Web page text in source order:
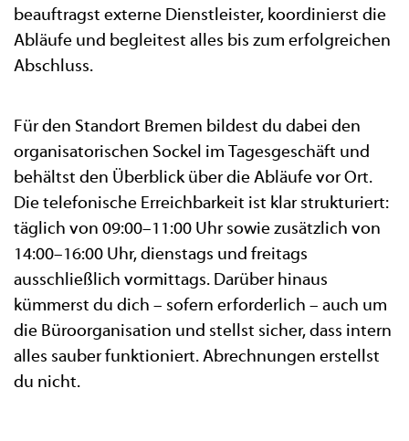
beauftragst externe Dienstleister, koordinierst die
Abläufe und begleitest alles bis zum erfolgreichen
Abschluss.
Für den Standort Bremen bildest du dabei den
organisatorischen Sockel im Tagesgeschäft und
behältst den Überblick über die Abläufe vor Ort.
Die telefonische Erreichbarkeit ist klar strukturiert:
täglich von 09:00–11:00 Uhr sowie zusätzlich von
14:00–16:00 Uhr, dienstags und freitags
ausschließlich vormittags. Darüber hinaus
kümmerst du dich – sofern erforderlich – auch um
die Büroorganisation und stellst sicher, dass intern
alles sauber funktioniert. Abrechnungen erstellst
du nicht.